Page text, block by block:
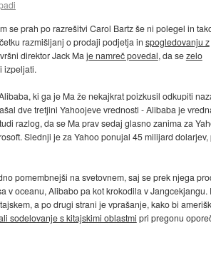
se prah po razrešitvi Carol Bartz še ni polegel in
razmišljanj o prodaji podjetja in spogledovanju z
direktor Jack Ma je namreč povedal, da sezelo
izpeljati.
ki ga je Ma že nekajkrat poizkusil odkupiti
dve tretjini Yahoojeve vrednosti - Alibaba je
razlog, da se Ma prav sedaj glasno zanima za
Slednji je za Yahoo ponujal 45 milijard dolarjev,
pomembnejši na svetovnem, saj se prek njega
v oceanu, Alibabo pa kot krokodila v Jangcekjangu.
a po drugi strani je vprašanje, kako bi
sodelovanje s kitajskimi oblastmi pri pregonu